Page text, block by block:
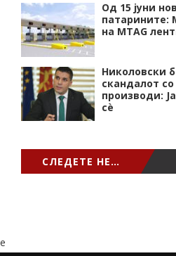
Од 15 јуни
патарините:
на MTAG
Николовски
скандалот
производи:
сѐ
СЛЕДЕТЕ НЕ…
e